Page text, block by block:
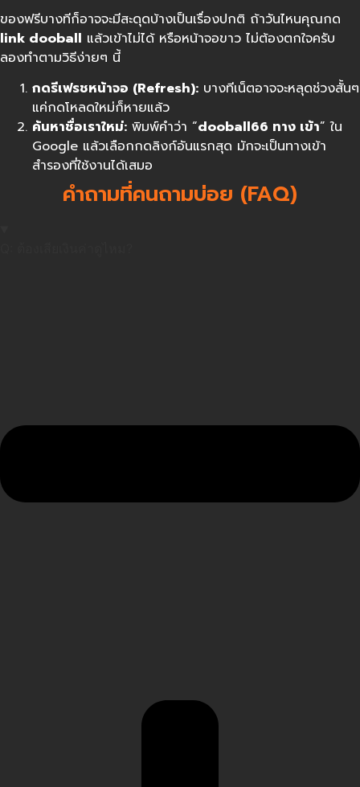
ของฟรีบางทีก็อาจจะมีสะดุดบ้างเป็นเรื่องปกติ ถ้าวันไหนคุณกด
link dooball แล้วเข้าไม่ได้ หรือหน้าจอขาว ไม่ต้องตกใจครับ
ลองทำตามวิธีง่ายๆ นี้
กดรีเฟรชหน้าจอ (Refresh): บางทีเน็ตอาจจะหลุดช่วงสั้นๆ
แค่กดโหลดใหม่ก็หายแล้ว
ค้นหาชื่อเราใหม่: พิมพ์คำว่า “dooball66 ทาง เข้า” ใน
Google แล้วเลือกกดลิงก์อันแรกสุด มักจะเป็นทางเข้า
สำรองที่ใช้งานได้เสมอ
คำถามที่คนถามบ่อย (FAQ)